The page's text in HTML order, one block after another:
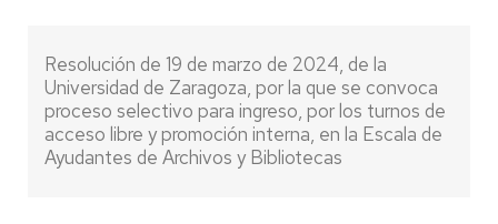
Resolución de 19 de marzo de 2024, de la
Universidad de Zaragoza, por la que se convoca
proceso selectivo para ingreso, por los turnos de
acceso libre y promoción interna, en la Escala de
Ayudantes de Archivos y Bibliotecas